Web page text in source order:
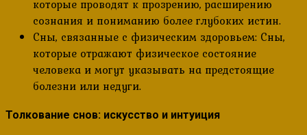
которые проводят к прозрению, расширению
сознания и пониманию более глубоких истин.
Сны, связанные с физическим здоровьем: Сны,
которые отражают физическое состояние
человека и могут указывать на предстоящие
болезни или недуги.
Толкование снов: искусство и интуиция